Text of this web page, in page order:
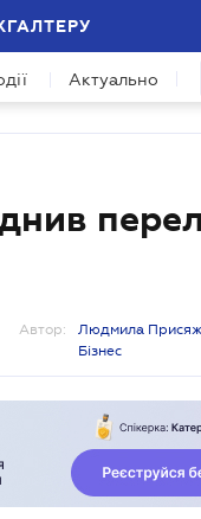
Актуально
Автор:
Людмила
Бізнес